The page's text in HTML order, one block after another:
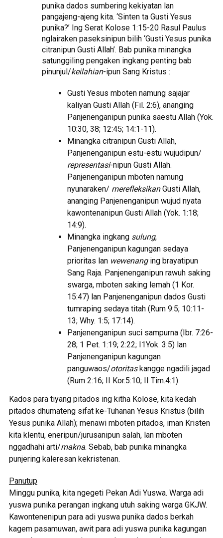
punika dados sumbering kekiyatan lan
pangajeng-ajeng kita. ‘Sinten ta Gusti Yesus
punika?’ Ing Serat Kolose 1:15-20 Rasul Paulus
nglairaken paseksinipun bilih ‘Gusti Yesus punika
citranipun Gusti Allah’. Bab punika minangka
satunggiling pengaken ingkang penting bab
pinunjul/keilahian-ipun Sang Kristus :
Gusti Yesus mboten namung sajajar
kaliyan Gusti Allah (Fil. 2:6), ananging
Panjenenganipun punika saestu Allah (Yok.
10:30, 38; 12:45; 14:1-11).
Minangka citranipun Gusti Allah,
Panjenenganipun estu-estu wujudipun/
representasi-nipun Gusti Allah.
Panjenenganipun mboten namung
nyunaraken/ merefleksikanGusti Allah,
ananging Panjenenganipun wujud nyata
kawontenanipun Gusti Allah (Yok. 1:18;
14:9).
Minangka ingkang sulung,
Panjenenganipun kagungan sedaya
prioritas lan wewenanging brayatipun
Sang Raja. Panjenenganipun rawuh saking
swarga, mboten saking lemah (1 Kor.
15:47) lan Panjenenganipun dados Gusti
tumraping sedaya titah (Rum 9:5; 10:11-
13; Why. 1:5; 17:14).
Panjenenganipun suci sampurna (Ibr. 7:26-
28; 1 Pet. 1:19; 2:22; I1Yok. 3:5) lan
Panjenenganipun kagungan
panguwaos/otoritaskangge ngadili jagad
(Rum 2:16; II Kor.5:10; II Tim.4:1).
Kados para tiyang pitados ing kitha Kolose, kita kedah
pitados dhumateng sifat ke-Tuhanan Yesus Kristus (bilih
Yesus punika Allah); menawi mboten pitados, iman Kristen
kita klentu, eneripun/jurusanipun salah, lan mboten
nggadhahi arti/makna. Sebab, bab punika minangka
punjering kaleresan kekristenan.
Panutup
Minggu punika, kita ngegeti Pekan Adi Yuswa. Warga adi
yuswa punika perangan ingkang utuh saking warga GKJW.
Kawontenenipun para adi yuswa punika dados berkah
kagem pasamuwan, awit para adi yuswa punika kagungan